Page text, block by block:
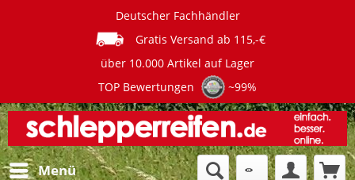
Deutscher Fachhändler
Gratis Versand ab 115,-€
über 10.000 Artikel auf Lager
TOP Bewertungen
~99%
Menü